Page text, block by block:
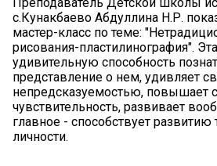
с.Кунакбаево Абдуллина Н.Р.
мастер-класс по теме:
рисования-пластилинография".
удивительную способность
представление о нем, удивляет
непредсказуемостью, повышает
чувствительность, развивает
главное - способствует развитию
личности.